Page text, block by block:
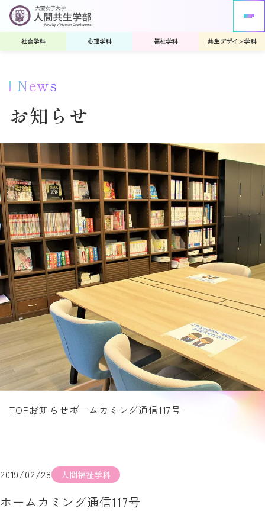
社会学科 心理学科 福祉学科 共生デザイン学科
News
お知らせ
TOPお知らせホームカミング通信117号
2019/02/28 人間福祉学科
ホームカミング通信117号